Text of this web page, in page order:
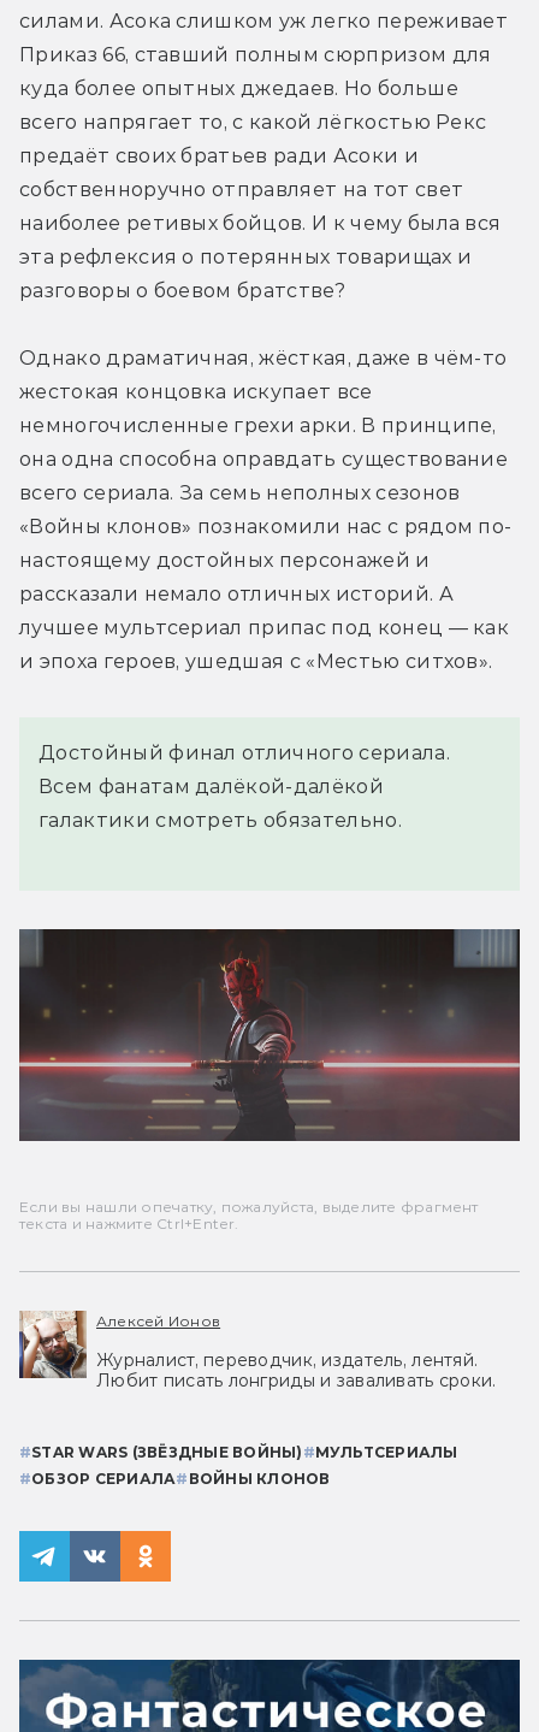
силами. Асока слишком уж легко переживает
Приказ 66, ставший полным сюрпризом для
куда более опытных джедаев. Но больше
всего напрягает то, с какой лёгкостью Рекс
предаёт своих братьев ради Асоки и
собственноручно отправляет на тот свет
наиболее ретивых бойцов. И к чему была вся
эта рефлексия о потерянных товарищах и
разговоры о боевом братстве?
Однако драматичная, жёсткая, даже в чём-то
жестокая концовка искупает все
немногочисленные грехи арки. В принципе,
она одна способна оправдать существование
всего сериала. За семь неполных сезонов
«Войны клонов» познакомили нас с рядом по-
настоящему достойных персонажей и
рассказали немало отличных историй. А
лучшее мультсериал припас под конец — как
и эпоха героев, ушедшая с «Местью ситхов».
Достойный финал отличного сериала.
Всем фанатам далёкой-далёкой
галактики смотреть обязательно.
Если вы нашли опечатку, пожалуйста, выделите фрагмент
текста и нажмите Ctrl+Enter.
Алексей Ионов
Журналист, переводчик, издатель, лентяй.
Любит писать лонгриды и заваливать сроки.
#STAR WARS (ЗВЁЗДНЫЕ ВОЙНЫ) #МУЛЬТСЕРИАЛЫ
#ОБЗОР СЕРИАЛА# ВОЙНЫ КЛОНОВ